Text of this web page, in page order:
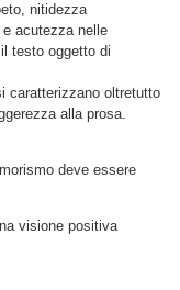
nitidezza
acutezza nelle
testo oggetto di
caratterizzano oltretutto
alla prosa.
deve essere
visione positiva